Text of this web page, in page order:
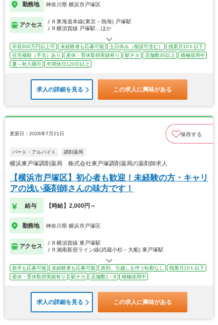
勤務地 神奈川県 横浜市戸塚区
アクセス
ＪＲ東海道本線(東京－熱海) 戸塚駅
ＪＲ横須賀線 戸塚駅…ほか
年収600万円以上可 未経験者も応募可能 土日休み（相談可含む）
残業月10ｈ以下
住宅補助（手当）あり
産休・育休取得実績有り 駅チカ 店舗数30以上
積極採用中
夏～秋入職可
年間休日120日以上
求人の詳細を見る この求人に興味がある
更新日：2026年7月21日 保存する
パート・アルバイト 調剤薬局
横浜東戸塚調剤薬局 株式会社東戸塚調剤薬局の薬剤師求人
【横浜市戸塚区】初心者も歓迎！未経験の方・キャリ
アの浅い薬剤師さんの味方です！
給与 【時給】2,000円～
勤務地 神奈川県 横浜市戸塚区
アクセス
ＪＲ横須賀線 東戸塚駅
ＪＲ湘南新宿ライン線(武蔵小杉－大船) 東戸塚駅
新卒も応募可能 未経験者も応募可能 原則、引越しを伴う転勤なし
残業月10ｈ以下
産休・育休取得実績有り
駅チカ 店舗数1～9 積極採用中
求人の詳細を見る この求人に興味がある